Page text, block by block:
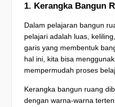
1. Kerangka Bangun
Dalam pelajaran bangun
pelajari adalah luas,
garis yang membentuk
hal ini, kita bisa
mempermudah proses
Kerangka bangun ruang
dengan warna-warna